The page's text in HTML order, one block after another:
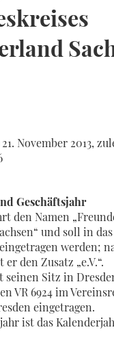
November 2013,
Geschäftsjahr
den Namen
und soll in das
werden;
den Zusatz „e.V.“.
seinen Sitz in
VR 6924 im
eingetragen.
ist das